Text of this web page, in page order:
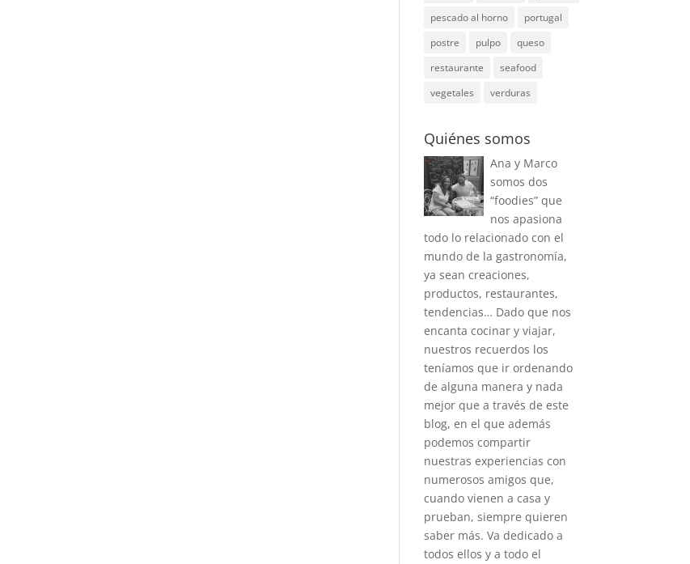
pescado al horno
portugal
postre
pulpo
queso
restaurante
seafood
vegetales
verduras
Quiénes somos
Ana y Marco
somos dos
“foodies” que
nos apasiona
todo lo relacionado con el
mundo de la gastronomía,
ya sean creaciones,
productos, restaurantes,
tendencias… Dado que nos
encanta cocinar y viajar,
nuestros recuerdos los
teníamos que ir ordenando
de alguna manera y nada
mejor que a través de este
blog, en el que además
podemos compartir
nuestras experiencias con
numerosos amigos que,
cuando vienen a casa y
prueban, siempre quieren
saber más. Va dedicado a
todos ellos y a todo el